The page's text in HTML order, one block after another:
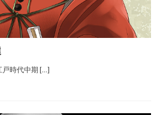
戸時代中期 […]